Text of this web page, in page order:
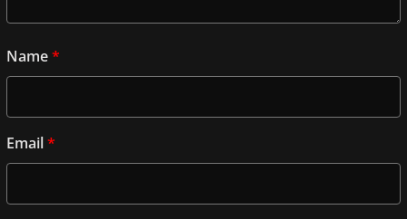
Name*
Email*